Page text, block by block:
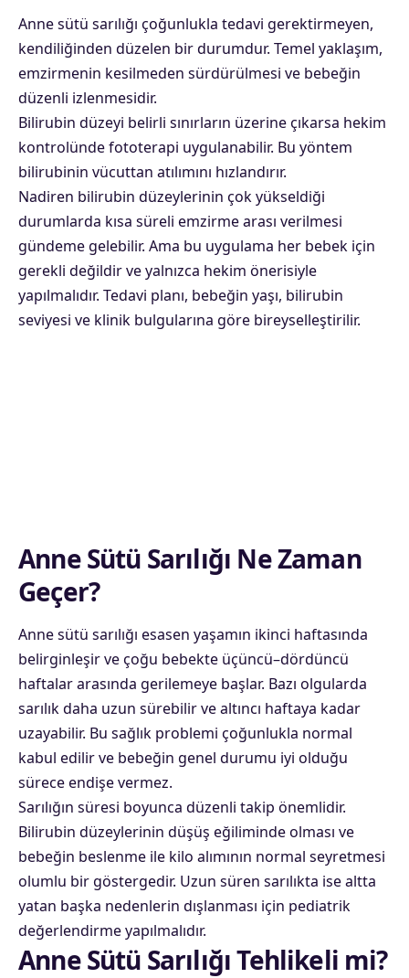
Anne sütü sarılığı çoğunlukla tedavi gerektirmeyen,
kendiliğinden düzelen bir durumdur. Temel yaklaşım,
emzirmenin kesilmeden sürdürülmesi ve bebeğin
düzenli izlenmesidir.
Bilirubin düzeyi belirli sınırların üzerine çıkarsa hekim
kontrolünde fototerapi uygulanabilir. Bu yöntem
bilirubinin vücuttan atılımını hızlandırır.
Nadiren bilirubin düzeylerinin çok yükseldiği
durumlarda kısa süreli emzirme arası verilmesi
gündeme gelebilir. Ama bu uygulama her bebek için
gerekli değildir ve yalnızca hekim önerisiyle
yapılmalıdır. Tedavi planı, bebeğin yaşı, bilirubin
seviyesi ve klinik bulgularına göre bireyselleştirilir.
Anne Sütü Sarılığı Ne Zaman
Geçer?
Anne sütü sarılığı esasen yaşamın ikinci haftasında
belirginleşir ve çoğu bebekte üçüncü–dördüncü
haftalar arasında gerilemeye başlar. Bazı olgularda
sarılık daha uzun sürebilir ve altıncı haftaya kadar
uzayabilir. Bu sağlık problemi çoğunlukla normal
kabul edilir ve bebeğin genel durumu iyi olduğu
sürece endişe vermez.
Sarılığın süresi boyunca düzenli takip önemlidir.
Bilirubin düzeylerinin düşüş eğiliminde olması ve
bebeğin beslenme ile kilo alımının normal seyretmesi
olumlu bir göstergedir. Uzun süren sarılıkta ise altta
yatan başka nedenlerin dışlanması için pediatrik
değerlendirme yapılmalıdır.
Anne Sütü Sarılığı Tehlikeli mi?